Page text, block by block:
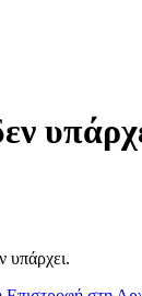
υπάρχει.